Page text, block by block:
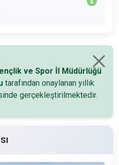
ve Spor İl Müdürlüğü
tarafından onaylanan yıllık
gerçekleştirilmektedir.